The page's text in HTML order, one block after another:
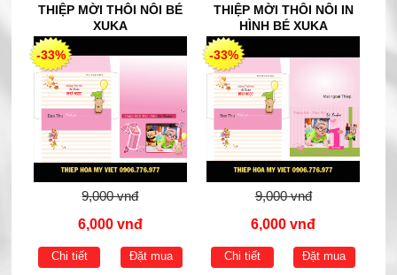
THIỆP MỜI THÔI NÔI BÉ
XUKA
-33%
9,000 vnđ
6,000 vnđ
Chi tiết Đặt mua
THIỆP MỜI THÔI NÔI IN
HÌNH BÉ XUKA
-33%
9,000 vnđ
6,000 vnđ
Chi tiết Đặt mua